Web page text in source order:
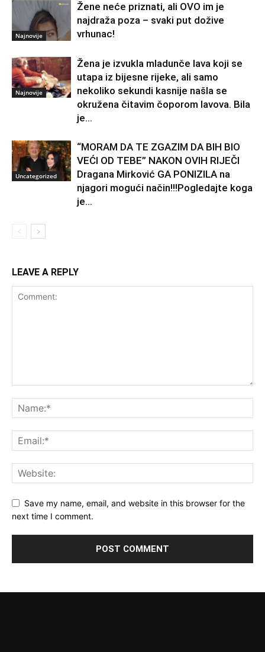
Najnovije
Žene neće priznati, ali OVO im je
najdraža poza – svaki put dožive
vrhunac!
Najnovije
Žena je izvukla mladunče lava koji se
utapa iz bijesne rijeke, ali samo
nekoliko sekundi kasnije našla se
okružena čitavim čoporom lavova. Bila
je...
Uncategorized
“MORAM DA TE ZGAZIM DA BIH BIO
VEĆI OD TEBE” NAKON OVIH RIJEČI
Dragana Mirković GA PONIZILA na
njagori mogući način!!!Pogledajte koga
je...
LEAVE A REPLY
Save my name, email, and website in this browser for the
next time I comment.